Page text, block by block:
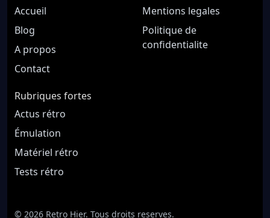
Accueil
Blog
A propos
Contact
Mentions legales
Politique de
confidentialite
Rubriques fortes
Actus rétro
Émulation
Matériel rétro
Tests rétro
© 2026 Retro Hier. Tous droits reserves.